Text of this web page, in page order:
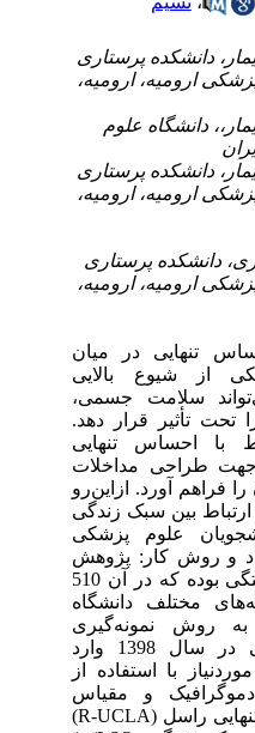
دانشکده پرستاری
ارومیه، ارومیه،
دانشگاه علوم
دانشکده پرستاری
ارومیه، ارومیه،
دانشکده پرستاری
ارومیه، ارومیه،
تنهایی در میان
از شیوع بالایی
سلامت جسمی،
تحت تأثیر قرار دهد.
با احساس تنهایی
طراحی مداخلات
فراهم آورد. ازاین‌رو
بین سبک زندگی
علوم پزشکی
و روش کار: پژوهش
حاضر یک مطالعه همبستگی بوده که در آن 510
مختلف دانشگاه
روش نمونه‌گیری
تصادفی طبقه‌ای نسبتی در سال 1398 وارد
با استفاده از
و مقیاس
تجدیدنظر شده احساس تنهایی راسل (R-UCLA)